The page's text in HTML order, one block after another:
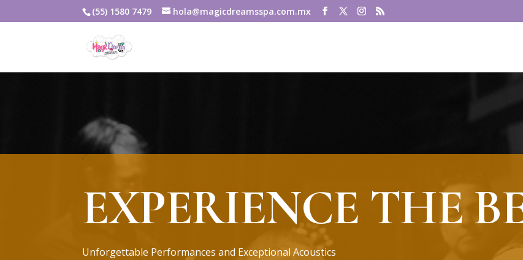
(55) 1580 7479 hola@magicdreamsspa.com.mx
EXPERIENCE THE
Unforgettable Performances and Exceptional Acoustics